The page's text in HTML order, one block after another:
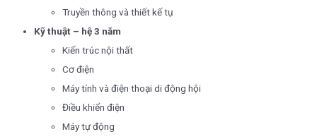
Truyền thông và thiết kế tụ
Kỹ thuật – hệ 3 năm
Kiến trúc nội thất
Cơ điện
Máy tính và điện thoại di động hội
Điều khiển điện
Máy tự động